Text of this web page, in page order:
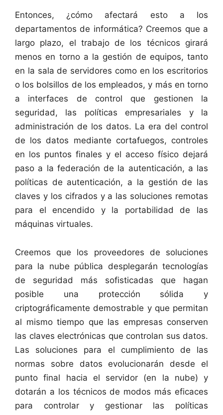
Entonces, ¿cómo afectará esto a los
departamentos de informática? Creemos que a
largo plazo, el trabajo de los técnicos girará
menos en torno a la gestión de equipos, tanto
en la sala de servidores como en los escritorios
o los bolsillos de los empleados, y más en torno
a interfaces de control que gestionen la
seguridad, las políticas empresariales y la
administración de los datos. La era del control
de los datos mediante cortafuegos, controles
en los puntos finales y el acceso físico dejará
paso a la federación de la autenticación, a las
políticas de autenticación, a la gestión de las
claves y los cifrados y a las soluciones remotas
para el encendido y la portabilidad de las
máquinas virtuales.
Creemos que los proveedores de soluciones
para la nube pública desplegarán tecnologías
de seguridad más sofisticadas que hagan
posible una protección sólida y
criptográficamente demostrable y que permitan
al mismo tiempo que las empresas conserven
las claves electrónicas que controlan sus datos.
Las soluciones para el cumplimiento de las
normas sobre datos evolucionarán desde el
punto final hacia el servidor (en la nube) y
dotarán a los técnicos de modos más eficaces
para controlar y gestionar las políticas